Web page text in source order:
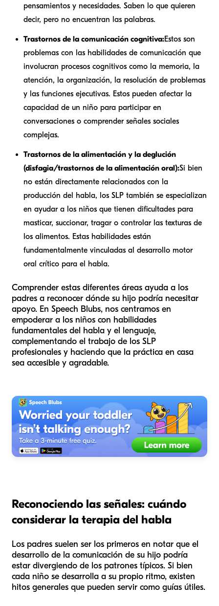
pensamientos y necesidades. Saben lo que quieren
decir, pero no encuentran las palabras.
Trastornos de la comunicación cognitiva:Estos son
problemas con las habilidades de comunicación que
involucran procesos cognitivos como la memoria, la
atención, la organización, la resolución de problemas
y las funciones ejecutivas. Estos pueden afectar la
capacidad de un niño para participar en
conversaciones o comprender señales sociales
complejas.
Trastornos de la alimentación y la deglución
(disfagia/trastornos de la alimentación oral):Si bien
no están directamente relacionados con la
producción del habla, los SLP también se especializan
en ayudar a los niños que tienen dificultades para
masticar, succionar, tragar o controlar las texturas de
los alimentos. Estas habilidades están
fundamentalmente vinculadas al desarrollo motor
oral crítico para el habla.
Comprender estas diferentes áreas ayuda a los
padres a reconocer dónde su hijo podría necesitar
apoyo. En Speech Blubs, nos centramos en
empoderar a los niños con habilidades
fundamentales del habla y el lenguaje,
complementando el trabajo de los SLP
profesionales y haciendo que la práctica en casa
sea accesible y agradable.
Reconociendo las señales: cuándo
considerar la terapia del habla
Los padres suelen ser los primeros en notar que el
desarrollo de la comunicación de su hijo podría
estar divergiendo de los patrones típicos. Si bien
cada niño se desarrolla a su propio ritmo, existen
hitos generales que pueden servir como guías útiles.